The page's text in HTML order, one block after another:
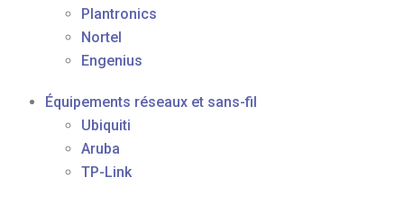
Plantronics
Nortel
Engenius
Équipements réseaux et sans-fil
Ubiquiti
Aruba
TP-Link